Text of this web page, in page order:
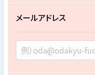
メールアドレス